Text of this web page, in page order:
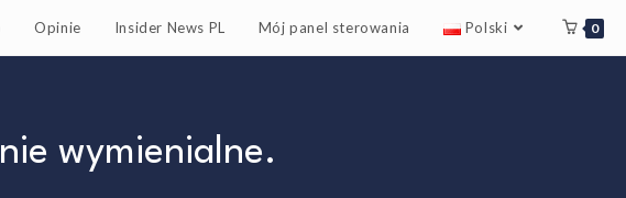
Opinie Insider News PL Mój panel sterowania Polski 0
wymienialne.